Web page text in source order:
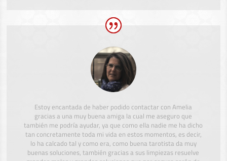
Estoy encantada de haber podido contactar con Amelia
gracias a una muy buena amiga la cual me aseguro que
también me podría ayudar, ya que como ella nadie me ha dicho
tan concretamente toda mi vida en estos momentos, es decir,
lo ha calcado tal y como era, como buena tarotista da muy
buenas soluciones, también gracias a sus limpiezas resuelve